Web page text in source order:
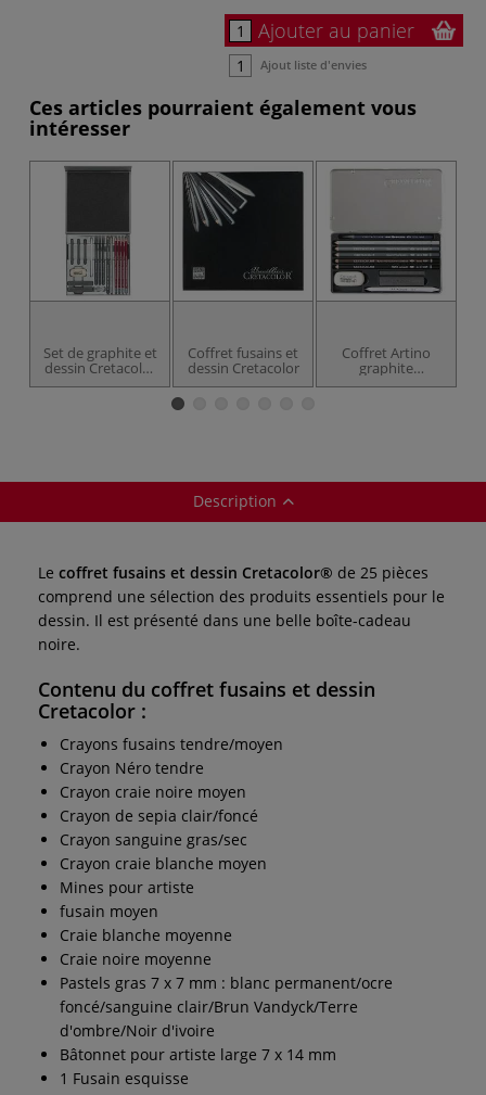
Ajouter au panier
Ajout liste d'envies
Ces articles pourraient également vous
intéresser
Set de graphite et
dessin Cretacolor
dans un coffret
Coffret fusains et
dessin Cretacolor
Coffret Artino
graphite
Cretacolor
Description
Le coffret fusains et dessin Cretacolor® de 25 pièces
comprend une sélection des produits essentiels pour le
dessin. Il est présenté dans une belle boîte-cadeau
noire.
Contenu du coffret fusains et dessin
Cretacolor :
Crayons fusains tendre/moyen
Crayon Néro tendre
Crayon craie noire moyen
Crayon de sepia clair/foncé
Crayon sanguine gras/sec
Crayon craie blanche moyen
Mines pour artiste
fusain moyen
Craie blanche moyenne
Craie noire moyenne
Pastels gras 7 x 7 mm : blanc permanent/ocre
foncé/sanguine clair/Brun Vandyck/Terre
d'ombre/Noir d'ivoire
Bâtonnet pour artiste large 7 x 14 mm
1 Fusain esquisse